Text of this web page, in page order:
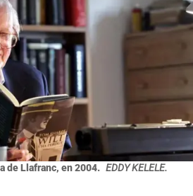
de Llafranc, en 2004. EDDY KELELE.